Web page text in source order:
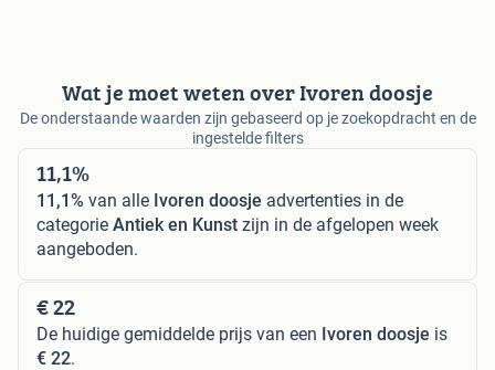
Wat je moet weten over Ivoren doosje
De onderstaande waarden zijn gebaseerd op je zoekopdracht en de
ingestelde filters
11,1%
11,1% van alle Ivoren doosje advertenties in de
categorie Antiek en Kunst zijn in de afgelopen week
aangeboden.
€ 22
De huidige gemiddelde prijs van een Ivoren doosje is
€ 22.